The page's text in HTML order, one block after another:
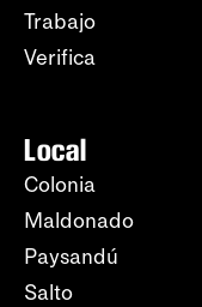
Trabajo
Verifica
Local
Colonia
Maldonado
Paysandú
Salto